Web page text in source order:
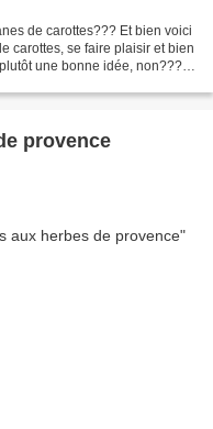
de carottes??? Et bien voici
carottes, se faire plaisir et bien
une bonne idée, non???
provence